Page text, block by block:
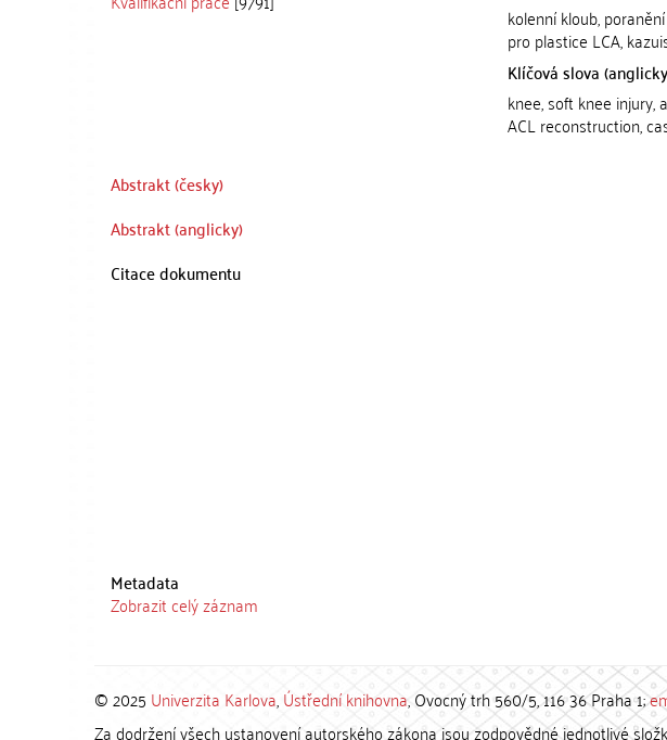
kolenní kloub,
pro plastice LCA,
Klíčová slova
knee, soft knee
ACL reconstruction,
Abstrakt (česky)
Abstrakt (anglicky)
Citace dokumentu
Metadata
Zobrazit celý záznam
© 2025 Univerzita Karlova,Ústřední knihovna, Ovocný trh 560/5, 116 36 Praha 1;
Za dodržení všech ustanovení autorského zákona jsou zodpovědné jednotlivé